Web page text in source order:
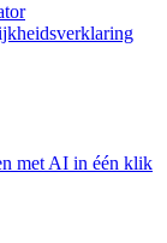
met AI in één klik